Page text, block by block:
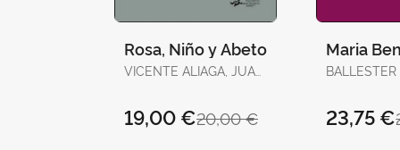
Rosa, Niño y Abeto
VICENTE ALIAGA, JUAN
EMILIO
20,00 €
19,00 €
Maria
BALLESTER
23,75 €